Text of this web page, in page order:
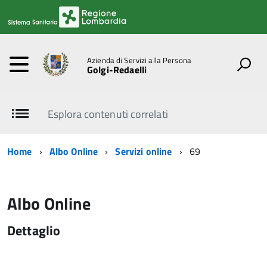
Azienda di Servizi alla Persona
Golgi-Redaelli
Esplora contenuti correlati
Home Albo Online Servizi online 69
Albo Online
Dettaglio